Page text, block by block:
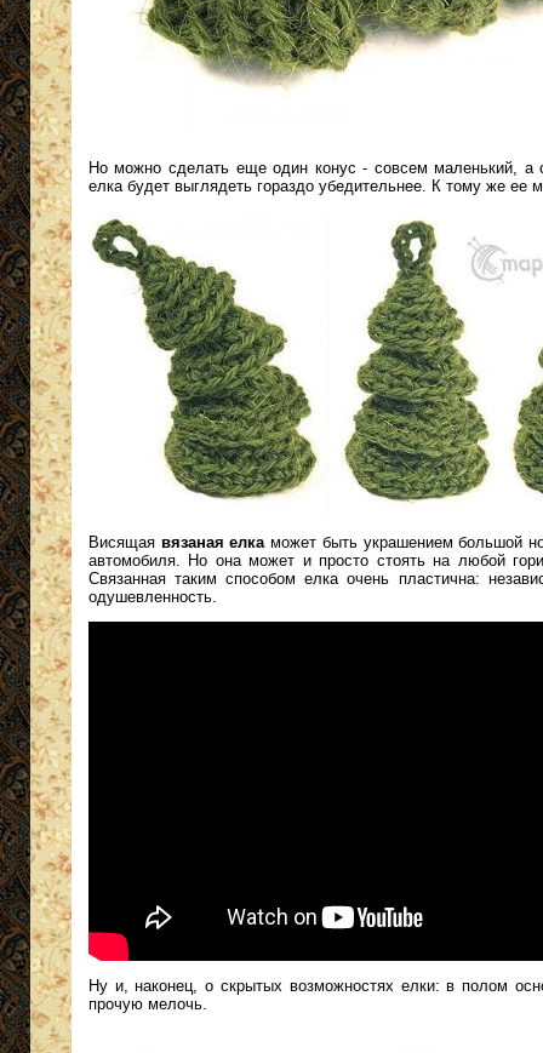
Но можно сделать еще один конус - совсем маленький, а
елка будет выглядеть гораздо убедительнее. К тому же ее
Висящая вязаная елка может быть украшением большой
автомобиля. Но она может и просто стоять на любой
Связанная таким способом елка очень пластична:
одушевленность.
Ну и, наконец, о скрытых возможностях елки: в полом
прочую мелочь.